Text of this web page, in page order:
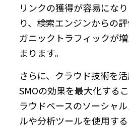
リンクの獲得が容易にな
り、検索エンジンからの
ガニックトラフィックが
まります。
さらに、クラウド技術を活
SMOの効果を最大化する
ラウドベースのソーシャ
ルや分析ツールを使用す